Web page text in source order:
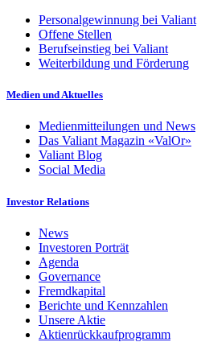
Personalgewinnung bei Valiant
Offene Stellen
Berufseinstieg bei Valiant
Weiterbildung und Förderung
Medien und Aktuelles
Medienmitteilungen und News
Das Valiant Magazin «ValOr»
Valiant Blog
Social Media
Investor Relations
News
Investoren Porträt
Agenda
Governance
Fremdkapital
Berichte und Kennzahlen
Unsere Aktie
Aktienrückkaufprogramm